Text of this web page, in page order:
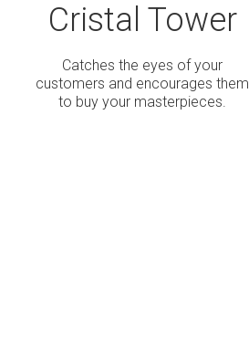
Cristal Tower
Catches the eyes of your
customers and encourages them
to buy your masterpieces.